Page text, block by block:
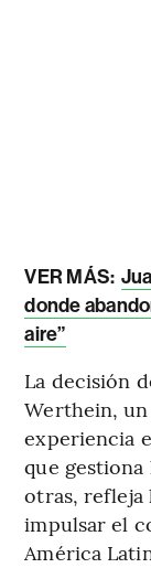
VER MÁS:
donde
aire”
La decisión
Werthein, un
experiencia
que
otras, refleja
impulsar el
América